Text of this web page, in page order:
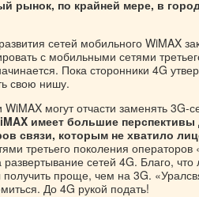
рынок, по крайней мере, в
сетей мобильного WiMAX
с мобильными сетями
Пока сторонники 4G
свою нишу.
могут отчасти заменять 3G-
имеет большие перспективы
связи, которым не хватило
третьего поколения
сетей 4G. Благо, что
получить проще, чем на 3G.
До 4G рукой подать!